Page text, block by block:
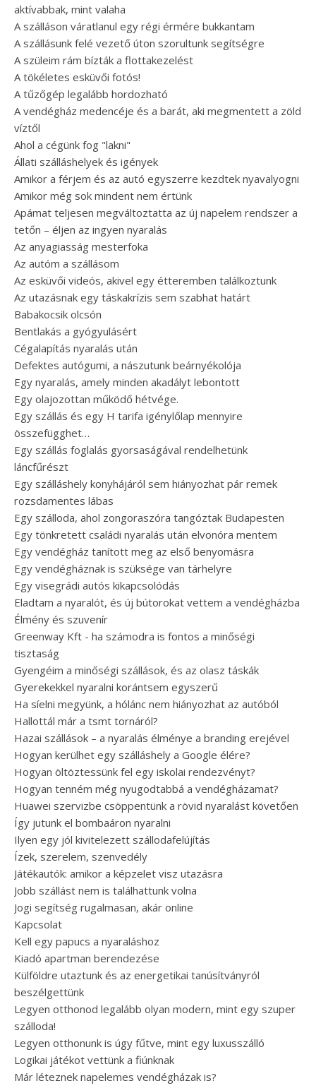
aktívabbak, mint valaha
A szálláson váratlanul egy régi érmére bukkantam
A szállásunk felé vezető úton szorultunk segítségre
A szüleim rám bízták a flottakezelést
A tökéletes esküvői fotós!
A tűzőgép legalább hordozható
A vendégház medencéje és a barát, aki megmentett a zöld
víztől
Ahol a cégünk fog "lakni"
Állati szálláshelyek és igények
Amikor a férjem és az autó egyszerre kezdtek nyavalyogni
Amikor még sok mindent nem értünk
Apámat teljesen megváltoztatta az új napelem rendszer a
tetőn – éljen az ingyen nyaralás
Az anyagiasság mesterfoka
Az autóm a szállásom
Az esküvői videós, akivel egy étteremben találkoztunk
Az utazásnak egy táskakrízis sem szabhat határt
Babakocsik olcsón
Bentlakás a gyógyulásért
Cégalapítás nyaralás után
Defektes autógumi, a nászutunk beárnyékolója
Egy nyaralás, amely minden akadályt lebontott
Egy olajozottan működő hétvége.
Egy szállás és egy H tarifa igénylőlap mennyire
összefügghet…
Egy szállás foglalás gyorsaságával rendelhetünk
láncfűrészt
Egy szálláshely konyhájáról sem hiányozhat pár remek
rozsdamentes lábas
Egy szálloda, ahol zongoraszóra tangóztak Budapesten
Egy tönkretett családi nyaralás után elvonóra mentem
Egy vendégház tanított meg az első benyomásra
Egy vendégháznak is szüksége van tárhelyre
Egy visegrádi autós kikapcsolódás
Eladtam a nyaralót, és új bútorokat vettem a vendégházba
Élmény és szuvenír
Greenway Kft - ha számodra is fontos a minőségi
tisztaság
Gyengéim a minőségi szállások, és az olasz táskák
Gyerekekkel nyaralni korántsem egyszerű
Ha síelni megyünk, a hólánc nem hiányozhat az autóból
Hallottál már a tsmt tornáról?
Hazai szállások – a nyaralás élménye a branding erejével
Hogyan kerülhet egy szálláshely a Google élére?
Hogyan öltöztessünk fel egy iskolai rendezvényt?
Hogyan tenném még nyugodtabbá a vendégházamat?
Huawei szervizbe csöppentünk a rövid nyaralást követően
Így jutunk el bombaáron nyaralni
Ilyen egy jól kivitelezett szállodafelújítás
Ízek, szerelem, szenvedély
Játékautók: amikor a képzelet visz utazásra
Jobb szállást nem is találhattunk volna
Jogi segítség rugalmasan, akár online
Kapcsolat
Kell egy papucs a nyaraláshoz
Kiadó apartman berendezése
Külföldre utaztunk és az energetikai tanúsítványról
beszélgettünk
Legyen otthonod legalább olyan modern, mint egy szuper
szálloda!
Legyen otthonunk is úgy fűtve, mint egy luxusszálló
Logikai játékot vettünk a fiúnknak
Már léteznek napelemes vendégházak is?